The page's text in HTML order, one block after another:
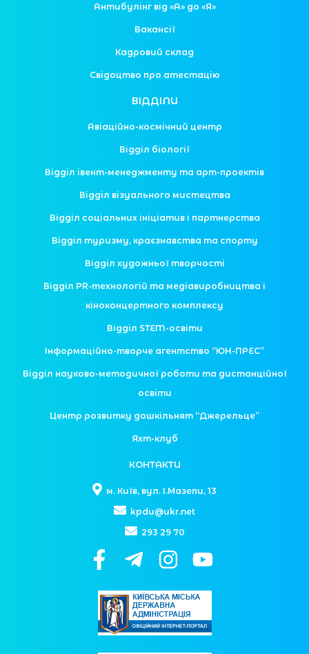
Антибулінг від «А» до «Я»
Вакансії
Кадровий склад
Свідоцтво про атестацію
ВІДДІЛИ
Авіаційно-космічний центр
Відділ біології
Відділ івент-менеджменту та арт-проектів
Відділ візуального мистецтва
Відділ соціальних ініціатив і партнерства
Відділ туризму, краєзнавства та спорту
Відділ художньої творчості
Відділ PR-технологій та медіавиробництва і
кіноконцертного комплексу
Відділ STEM-освіти
Інформаційно-творче агентство “ЮН-ПРЕС”
Відділ науково-методичної роботи та дистанційної
освіти
Центр розвитку дошкільнят “Джерельце”
Яхт-клуб
КОНТАКТИ
м. Київ, вул. І.Мазепи, 13
kpdu@ukr.net
293 29 70